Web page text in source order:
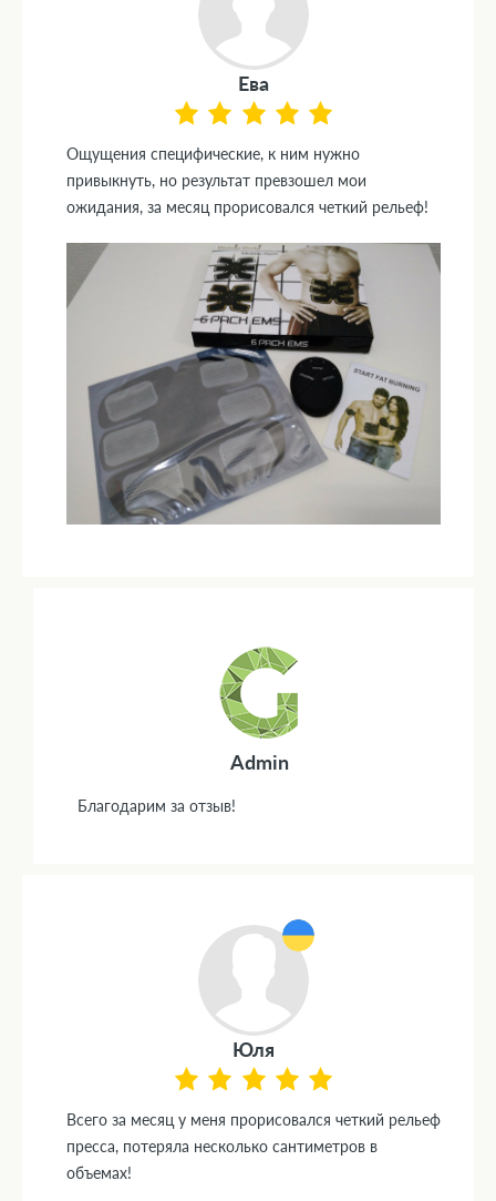
Ева
Ощущения специфические, к ним нужно
привыкнуть, но результат превзошел мои
ожидания, за месяц прорисовался четкий рельеф!
Admin
Благодарим за отзыв!
Юля
Всего за месяц у меня прорисовался четкий рельеф
пресса, потеряла несколько сантиметров в
объемах!